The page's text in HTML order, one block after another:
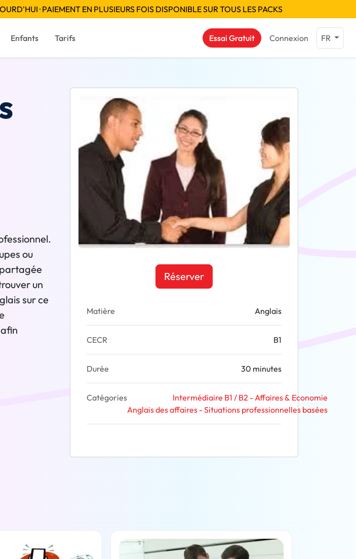
· PAIEMENT EN PLUSIEURS FOIS DISPONIBLE SUR TOUS LES PACKS
Enfants Tarifs Essai Gratuit Connexion FR
ou
un
sur ce
Réserver
Matière Anglais
CECR B1
Durée 30 minutes
Catégories
Intermédiaire B1 / B2 - Affaires & Economie
Anglais des affaires - Situations professionnelles basées